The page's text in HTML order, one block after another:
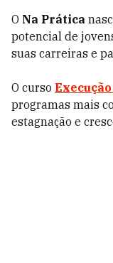
O Na Prática
potencial de
suas carreiras e
O curso
programas mais
estagnação e